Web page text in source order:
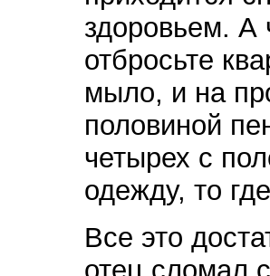
здоровьем. А
отбросьте
мыло, и на
половиной
четырех с
одежду, то
Все это